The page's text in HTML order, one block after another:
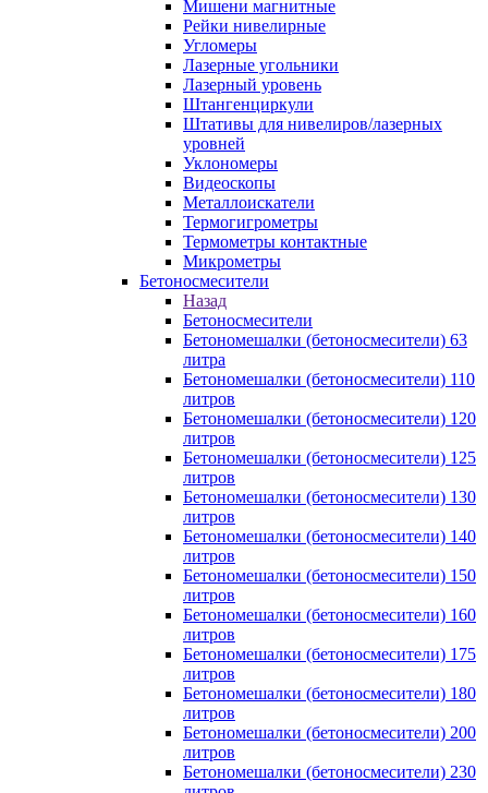
Мишени магнитные
Рейки нивелирные
Угломеры
Лазерные угольники
Лазерный уровень
Штангенциркули
Штативы для нивелиров/лазерных
уровней
Уклономеры
Видеоскопы
Металлоискатели
Термогигрометры
Термометры контактные
Микрометры
Бетоносмесители
Назад
Бетоносмесители
Бетономешалки (бетоносмесители) 63
литра
Бетономешалки (бетоносмесители) 110
литров
Бетономешалки (бетоносмесители) 120
литров
Бетономешалки (бетоносмесители) 125
литров
Бетономешалки (бетоносмесители) 130
литров
Бетономешалки (бетоносмесители) 140
литров
Бетономешалки (бетоносмесители) 150
литров
Бетономешалки (бетоносмесители) 160
литров
Бетономешалки (бетоносмесители) 175
литров
Бетономешалки (бетоносмесители) 180
литров
Бетономешалки (бетоносмесители) 200
литров
Бетономешалки (бетоносмесители) 230